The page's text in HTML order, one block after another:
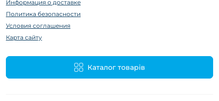
Информация о доставке
Политика безопасности
Условия соглашения
Карта сайту
Каталог товарів